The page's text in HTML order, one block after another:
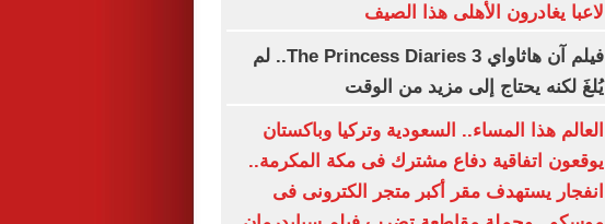
لاعبا يغادرون الأهلى هذا الصيف
فيلم آن هاثاواي The Princess Diaries 3.. لم
يُلغَ لكنه يحتاج إلى مزيد من الوقت
العالم هذا المساء.. السعودية وتركيا وباكستان
يوقعون اتفاقية دفاع مشترك فى مكة المكرمة..
انفجار يستهدف مقر أكبر متجر الكترونى فى